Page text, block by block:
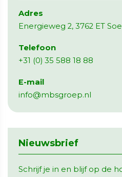
Adres
Energieweg 2, 3762 ET
Telefoon
+31 (0) 35 588 18 88
E-mail
info@mbsgroep.nl
Nieuwsbrief
Schrijf je in en blijf op de